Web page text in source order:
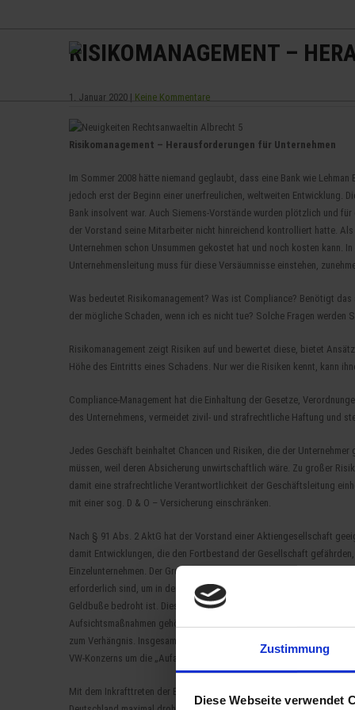
Zustimmung
Diese Webseite verwendet
RISIKOMANAGEMENT –
1. Januar 2020 | Keine Kommentare
Risikomanagement – Herausforderungen für Unternehmen
Im Sommer 2008 hätte niemand geglaubt, dass eine Bank wie
jedoch erst der Beginn einer unerfreulichen, weltweiten Entwicklung.
Bank insolvent war. Auch Siemens-Vorstände wurden plötzlich und
der Vorstand seine Mitarbeiter nicht hinreichend kontrolliert hatte.
Unternehmen schon Unsummen gekostet hat und noch kosten kann.
Unternehmensleitung muss für diese Versäumnisse einstehen,
Was bedeutet Risikomanagement? Was ist Compliance? Benötigt
der mögliche Schaden, wenn ich es nicht tue? Solche Fragen werden
Risikomanagement zeigt Risiken auf und bewertet diese, bietet
Höhe des Eintritts eines Schadens. Nur wer die Risiken kennt, kann
Compliance-Management hat die Einhaltung der Gesetze,
des Unternehmens, vermeidet zivil- und strafrechtliche Haftung und
Jedes Geschäft beinhaltet Chancen und Risiken, die der
müssen, weil deren Absicherung unwirtschaftlich wäre. Zu großer
damit eine strafrechtliche Verantwortlichkeit der Geschäftsleitung
mit einer sog. D & O – Versicherung einschränken.
Nach § 91 Abs. 2 AktG hat der Vorstand einer Aktiengesellschaft
damit Entwicklungen, die den Fortbestand der Gesellschaft
Einzelunternehmen. Der Grund ist in § 130 OWiG zu finden. Danach
erforderlich sind, um in dem Unternehmen Zuwiderhandlungen gegen
Geldbuße bedroht ist. Diese Zuwiderhandlung hätte durch gehörige
Aufsichtsmaßnahmen gehören auch die Bestellung, sorgfältige
zum Verhängnis. Insgesamt zahlte Siemens ca. 1,2 Milliarden EURO
VW-Konzerns um die „Aufarbeitung“ des Diesel-Skandals muten diese
Mit dem Inkrafttreten der Europäischen Datenschutzgrundverordnung